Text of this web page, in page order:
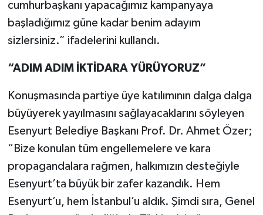
cumhurbaşkanı yapacağımız kampanyaya
başladığımız güne kadar benim adayım
sizlersiniz.” ifadelerini kullandı.
“ADIM ADIM İKTİDARA YÜRÜYORUZ”
Konuşmasında partiye üye katılımının dalga dalga
büyüyerek yayılmasını sağlayacaklarını söyleyen
Esenyurt Belediye Başkanı Prof. Dr. Ahmet Özer;
“Bize konulan tüm engellemelere ve kara
propagandalara rağmen, halkımızın desteğiyle
Esenyurt’ta büyük bir zafer kazandık. Hem
Esenyurt’u, hem İstanbul’u aldık. Şimdi sıra, Genel